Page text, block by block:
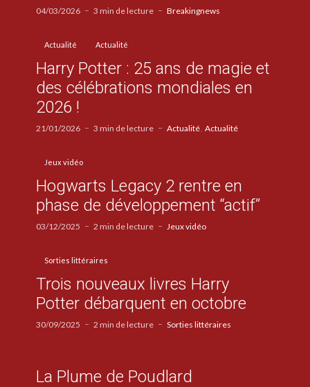
04/03/2026 3 min de lecture Breakingnews
Actualité Actualité
Harry Potter : 25 ans de magie et
des célébrations mondiales en
2026 !
21/01/2026 3 min de lecture Actualité Actualité
Jeux vidéo
Hogwarts Legacy 2 rentre en
phase de développement “actif”
03/12/2025 2 min de lecture Jeux vidéo
Sorties littéraires
Trois nouveaux livres Harry
Potter débarquent en octobre
30/09/2025 2 min de lecture Sorties littéraires
La Plume de Poudlard